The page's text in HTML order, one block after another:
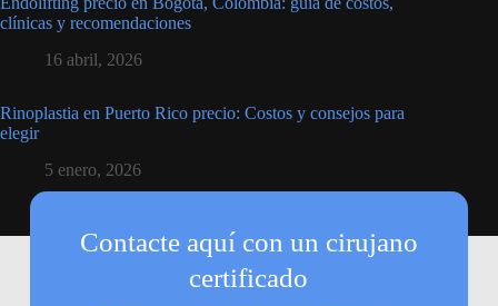
clínicas y recomendaciones
16 abril, 2026
Rinoplastia en Puerto Rico precio: Costos y consejos para
elegir
5 enero, 2026
Contacte aquí con un cirujano
certificado